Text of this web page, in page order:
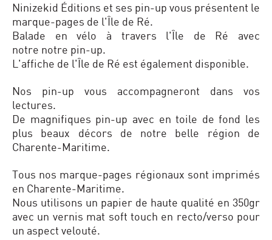
Ninizekid Éditions et ses pin-up vous présentent le
marque-pages de l'Île de Ré.
Balade en vélo à travers l'Île de Ré avec
notre notre pin-up.
L'affiche de l'Île de Ré est également disponible.
Nos pin-up vous accompagneront dans vos
lectures.
De magnifiques pin-up avec en toile de fond les
plus beaux décors de notre belle région de
Charente-Maritime.
Tous nos marque-pages régionaux sont imprimés
en Charente-Maritime.
Nous utilisons un papier de haute qualité en 350gr
avec un vernis mat soft touch en recto/verso pour
un aspect velouté.